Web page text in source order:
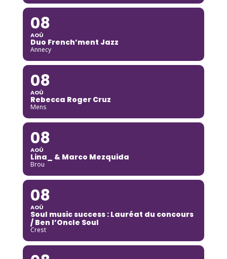
08
AOÛ
Duo French’ment Jazz
Annecy
08
AOÛ
Rebecca Roger Cruz
Mens
08
AOÛ
Lina_ & Marco Mezquida
Brou
08
AOÛ
Soul music success : Lauréat du concours
/ Ben l’Oncle Soul
Crest